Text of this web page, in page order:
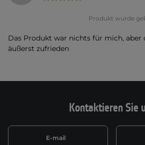
Produkt wurde
Das Produkt war nichts für mich, aber
äußerst zufrieden
Kontaktieren Sie
E-mail